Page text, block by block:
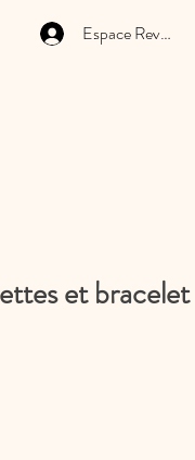
Espace Revendeur
et bracelet